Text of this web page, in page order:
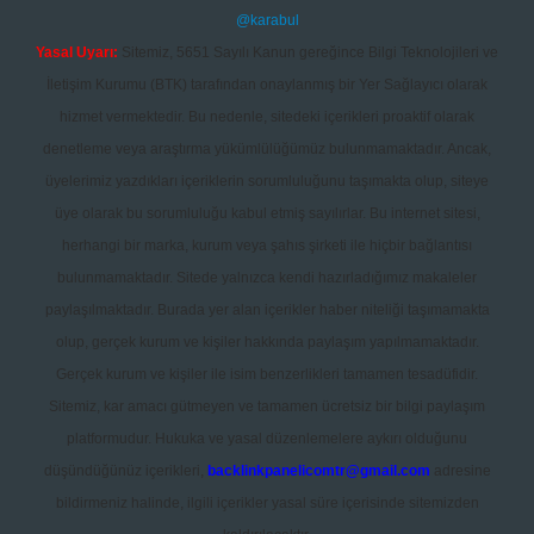
@karabul
Yasal Uyarı: Sitemiz, 5651 Sayılı Kanun gereğince Bilgi Teknolojileri ve
İletişim Kurumu (BTK) tarafından onaylanmış bir Yer Sağlayıcı olarak
hizmet vermektedir. Bu nedenle, sitedeki içerikleri proaktif olarak
denetleme veya araştırma yükümlülüğümüz bulunmamaktadır. Ancak,
üyelerimiz yazdıkları içeriklerin sorumluluğunu taşımakta olup, siteye
üye olarak bu sorumluluğu kabul etmiş sayılırlar. Bu internet sitesi,
herhangi bir marka, kurum veya şahıs şirketi ile hiçbir bağlantısı
bulunmamaktadır. Sitede yalnızca kendi hazırladığımız makaleler
paylaşılmaktadır. Burada yer alan içerikler haber niteliği taşımamakta
olup, gerçek kurum ve kişiler hakkında paylaşım yapılmamaktadır.
Gerçek kurum ve kişiler ile isim benzerlikleri tamamen tesadüfidir.
Sitemiz, kar amacı gütmeyen ve tamamen ücretsiz bir bilgi paylaşım
platformudur. Hukuka ve yasal düzenlemelere aykırı olduğunu
düşündüğünüz içerikleri,
backlinkpanelicomtr@gmail.com adresine
bildirmeniz halinde, ilgili içerikler yasal süre içerisinde sitemizden